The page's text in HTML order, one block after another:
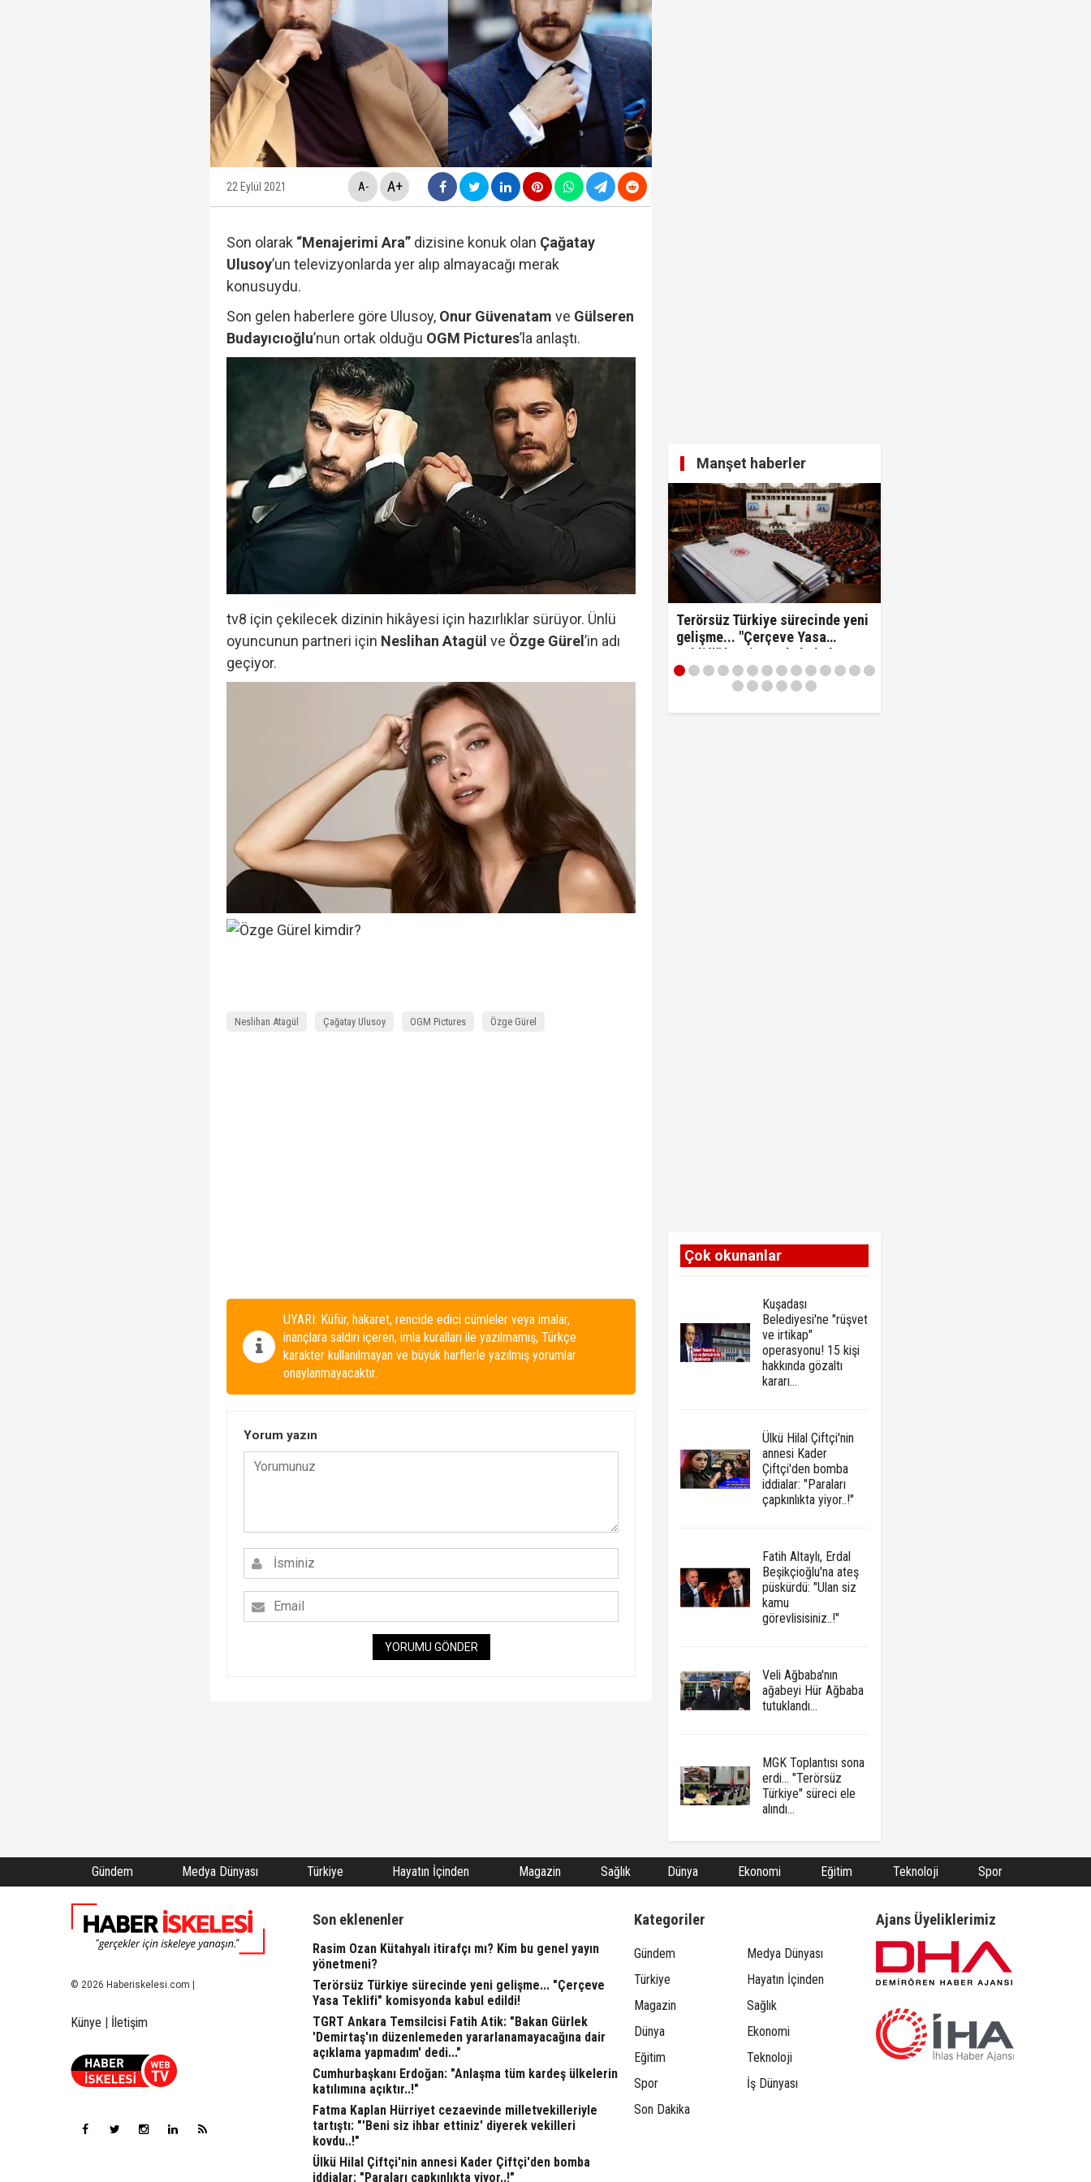
Fatma Kaplan Hürriyet cezaevinde milletvekilleriyle tartıştı: "'Beni siz ihbar ettiniz' diyerek vekilleri kovdu..!"
Ülkü Hilal Çiftçi'nin annesi Kader Çiftçi'den bomba iddialar: "Paraları çapkınlıkta yiyor..!"
YSK, YENİ Parti kararını verdi...Yakupoğlu, YSK'ya geri döndü....
Kuşadası Belediyesi'ne "rüşvet ve irtikap" operasyonu! 15 kişi hakkında gözaltı kararı...
Protesto oylar araştırmaya damga vurdu… Son ankette YENİ Parti'nin sıralaması dikkat çekti!
Veli Ağbaba'nın ağabeyi Hür Ağbaba tutuklandı...
Rasim Ozan Kütahyalı itirafçı mı? Kim bu genel yayın yönetmeni?
22 Eylül 2021 A- A+
Son olarak “Menajerimi Ara” dizisine konuk olan Çağatay
Ulusoy’un televizyonlarda yer alıp almayacağı merak
konusuydu.
Son gelen haberlere göre Ulusoy, Onur Güvenatam ve Gülseren
Budayıcıoğlu’nun ortak olduğu OGM Pictures’la anlaştı.
tv8 için çekilecek dizinin hikâyesi için hazırlıklar sürüyor. Ünlü
oyuncunun partneri için Neslihan Atagül ve Özge Gürel’in adı
geçiyor.
Neslihan Atagül Çağatay Ulusoy OGM Pictures Özge Gürel
UYARI: Küfür, hakaret, rencide edici cümleler veya imalar,
inançlara saldırı içeren, imla kuralları ile yazılmamış, Türkçe
karakter kullanılmayan ve büyük harflerle yazılmış yorumlar
onaylanmayacaktır.
Yorum yazın
YORUMU GÖNDER
Manşet haberler
Terörsüz Türkiye sürecinde yeni
gelişme... "Çerçeve Yasa
Teklifi" komisyonda kabul
edildi!
Çok okunanlar
Kuşadası
Belediyesi'ne "rüşvet
ve irtikap"
operasyonu! 15 kişi
hakkında gözaltı
kararı...
Ülkü Hilal Çiftçi'nin
annesi Kader
Çiftçi'den bomba
iddialar: "Paraları
çapkınlıkta yiyor..!"
Fatih Altaylı, Erdal
Beşikçioğlu'na ateş
püskürdü: "Ulan siz
kamu
görevlisisiniz..!"
Veli Ağbaba'nın
ağabeyi Hür Ağbaba
tutuklandı...
MGK Toplantısı sona
erdi... "Terörsüz
Türkiye" süreci ele
alındı...
Gündem Medya Dünyası Türkiye Hayatın İçinden Magazin Sağlık Dünya Ekonomi Eğitim Teknoloji Spor
© 2026 Haberiskelesi.com |
Künye | İletişim
Son eklenenler
Rasim Ozan Kütahyalı itirafçı mı? Kim bu genel yayın
yönetmeni?
Terörsüz Türkiye sürecinde yeni gelişme... "Çerçeve
Yasa Teklifi" komisyonda kabul edildi!
TGRT Ankara Temsilcisi Fatih Atik: "Bakan Gürlek
'Demirtaş'ın düzenlemeden yararlanamayacağına dair
açıklama yapmadım' dedi..."
Cumhurbaşkanı Erdoğan: "Anlaşma tüm kardeş ülkelerin
katılımına açıktır..!"
Fatma Kaplan Hürriyet cezaevinde milletvekilleriyle
tartıştı: "'Beni siz ihbar ettiniz' diyerek vekilleri
kovdu..!"
Ülkü Hilal Çiftçi'nin annesi Kader Çiftçi'den bomba
iddialar: "Paraları çapkınlıkta yiyor..!"
Kategoriler
Gündem
Medya Dünyası
Türkiye
Hayatın İçinden
Magazin
Sağlık
Dünya
Ekonomi
Eğitim
Teknoloji
Spor
İş Dünyası
Son Dakika
Ajans Üyeliklerimiz